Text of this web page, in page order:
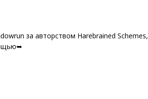
за авторством Harebrained Schemes,